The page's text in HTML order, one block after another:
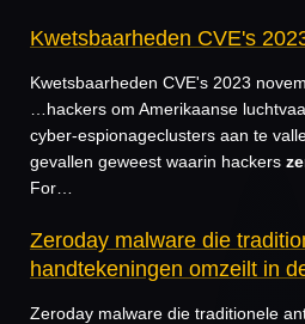
Kwetsbaarheden CVE's
Kwetsbaarheden CVE's 2023
…hackers om Amerikaanse
cyber-espionageclusters aan te
gevallen geweest waarin hackers
For…
Zeroday malware die
handtekeningen omzeilt in
Zeroday malware die traditionele